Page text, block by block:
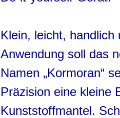
Klein, leicht,
Anwendung soll das
Namen „Kormoran“
Präzision eine kleine
Kunststoffmantel.